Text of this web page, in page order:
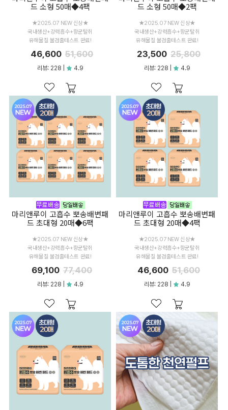
드 소형 50매◆4팩
★2025.07 NEW 신상★
국내생산+강력흡수+항균탈취
유해물질 불검출테스트 완료!
46,600 51,600
리뷰: 228 | 4.9
드 소형 50매◆2팩
★2025.07 NEW 신상★
국내생산+강력흡수+항균탈취
유해물질 불검출테스트 완료!
23,500 25,800
리뷰: 228 | 4.9
마리앤루이 고흡수 뽀송배변패
드 초대형 20매◆6팩
★2025.07 NEW 신상★
국내생산+강력흡수+항균탈취
유해물질 불검출테스트 완료!
69,100 77,400
리뷰: 228 | 4.9
마리앤루이 고흡수 뽀송배변패
드 초대형 20매◆4팩
★2025.07 NEW 신상★
국내생산+강력흡수+항균탈취
유해물질 불검출테스트 완료!
46,600 51,600
리뷰: 228 | 4.9